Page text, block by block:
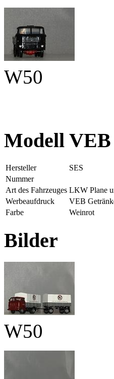
W50
Modell
Hersteller
SES
Nummer
Art des Fahrzeuges LKW Plane
Werbeaufdruck
VEB
Farbe
Weinrot
Bilder
W50